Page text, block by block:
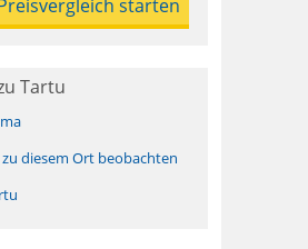
Tartu
diesem Ort beobachten